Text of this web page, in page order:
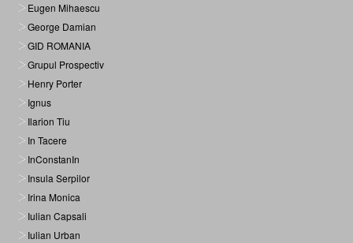
Eugen Mihaescu
George Damian
GID ROMANIA
Grupul Prospectiv
Henry Porter
Ignus
Ilarion Tiu
In Tacere
InConstanIn
Insula Serpilor
Irina Monica
Iulian Capsali
Iulian Urban